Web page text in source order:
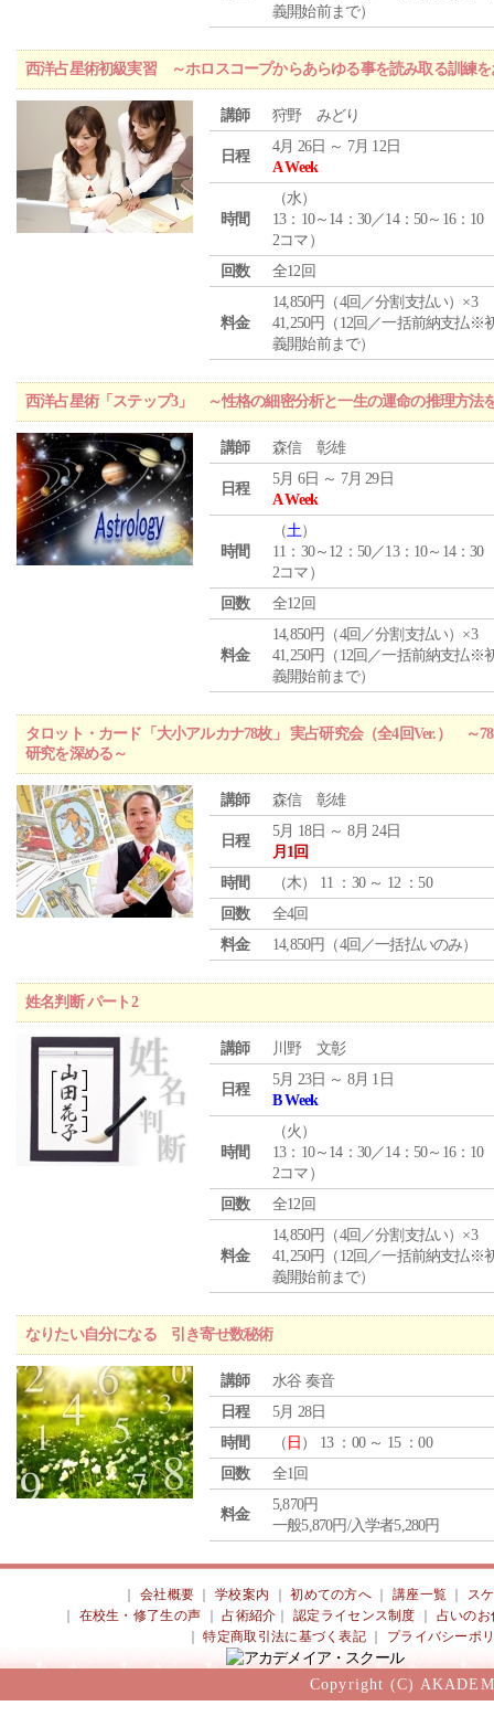
義開始前まで）
西洋占星術初級実習 ～ホロスコープからあらゆる事を読み取る訓練を
講師 狩野 みどり
日程
4月 26日 ～ 7月 12日
A Week
時間
（水）
13：10～14：30／14：50～16：10
2コマ）
回数
全12回
料金
14,850円（4回／分割支払い）×3
41,250円（12回／一括前納支払※
義開始前まで）
西洋占星術「ステップ3」 ～性格の細密分析と一生の運命の推理方法
講師 森信 彰雄
日程
5月 6日 ～ 7月 29日
A Week
時間
（土）
11：30～12：50／13：10～14：30
2コマ）
回数
全12回
料金
14,850円（4回／分割支払い）×3
41,250円（12回／一括前納支払※
義開始前まで）
タロット・カード「大小アルカナ78枚」 実占研究会（全4回Ver.） ～
研究を深める～
講師 森信 彰雄
日程
5月 18日 ～ 8月 24日
月1回
時間
（木） 11 ：30 ～ 12 ：50
回数
全4回
料金
14,850円（4回／一括払いのみ）
姓名判断 パート2
講師 川野 文彰
日程
5月 23日 ～ 8月 1日
B Week
時間
（火 ）
13：10～14：30／14：50～16：10
2コマ）
回数
全12回
料金
14,850円（4回／分割支払い）×3
41,250円（12回／一括前納支払※
義開始前まで）
なりたい自分になる 引き寄せ数秘術
講師
水谷 奏音
日程
5月 28日
時間
（ 日 ） 13 ：00 ～ 15 ：00
回数
全1回
料金
5,870円
一般5,870円/入学者5,280円
会社概要 ｜学校案内 ｜初めての方へ 講座一覧
ス
在校生・修了生の声 ｜占術紹介 ｜認定ライセンス制度
占いのお
｜特定商取引法に基づく表記 プライバシーポ
Copyright (C)